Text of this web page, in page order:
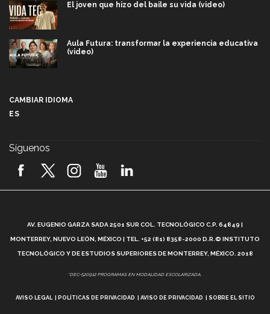
El joven que hizo del baile su vida (video)
Aula Futura: transformar la experiencia educativa
(video)
2026! (video)
¿Cómo es el Modelo Educativo Tec? (video)
Vida Tec: Feminismo e Inteligencia Artificial, Paola
CAMBIAR IDIOMA
ES
Síguenos
AV. EUGENIO GARZA SADA 2501 SUR COL. TECNOLÓGICO C.P. 64849 |
MONTERREY, NUEVO LEÓN, MÉXICO | TEL. +52 (81) 8358-2000 D.R.© INSTITUTO
TECNOLÓGICO Y DE ESTUDIOS SUPERIORES DE MONTERREY, MÉXICO. 2018
*DEC-520912 PROGRAMAS EN MODALIDAD ESCOLARIZADA.
AVISO LEGAL POLÍTICAS DE PRIVACIDAD AVISO DE PRIVACIDAD SOBRE EL SITIO